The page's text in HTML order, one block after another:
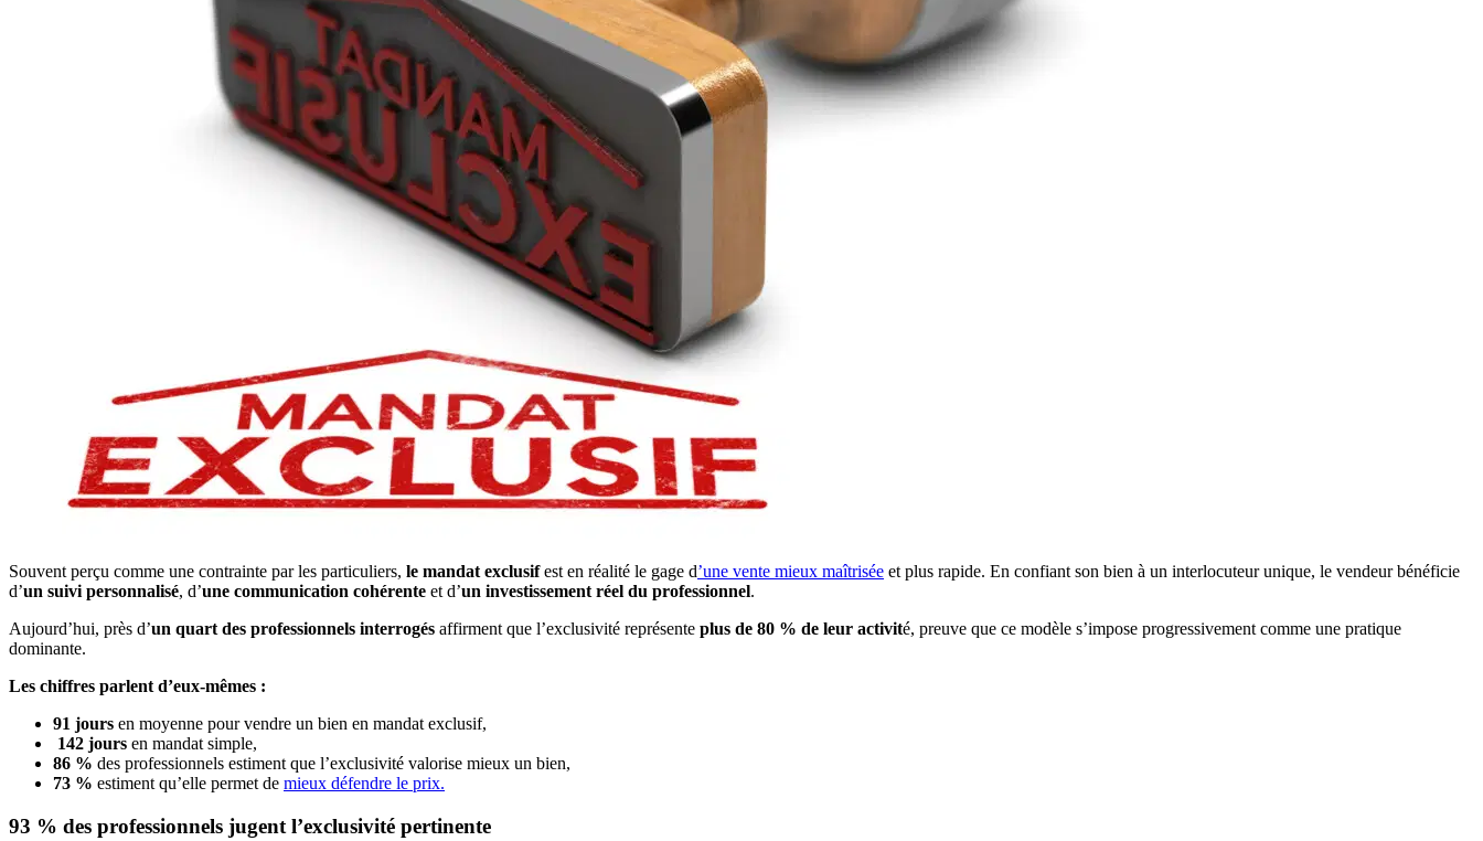
Souvent perçu comme une contrainte par les particuliers, le mandat exclusifest en réalité le gage d’une vente mieux maîtrisée et plus rapide. En confiant son bien à un interlocuteur unique, le vendeur bénéficie
d’un suivi personnalisé, d’une communication cohérente et d’un investissement réel du professionnel.
Aujourd’hui, près d’un quart des professionnels interrogés affirment que l’exclusivité représente plus de 80 % de leur activité, preuve que ce modèle s’impose progressivement comme une pratique
dominante.
Les chiffres parlent d’eux-mêmes :
91 jours en moyenne pour vendre un bien en mandat exclusif,
142 jours en mandat simple,
86 % des professionnels estiment que l’exclusivité valorise mieux un bien,
73 % estiment qu’elle permet de mieux défendre le prix.
93 % des professionnels jugent l’exclusivité pertinente